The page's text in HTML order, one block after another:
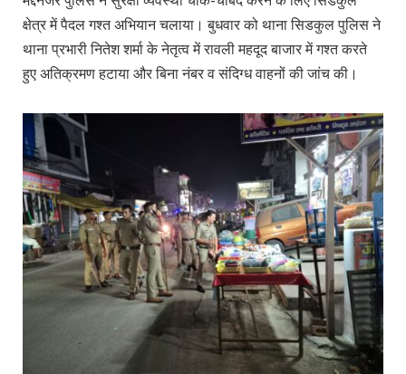
क्षेत्र में पैदल गश्त अभियान चलाया। बुधवार को थाना सिडकुल पुलिस ने
थाना प्रभारी नितेश शर्मा के नेतृत्व में रावली महदूद बाजार में गश्त करते
हुए अतिक्रमण हटाया और बिना नंबर व संदिग्ध वाहनों की जांच की।